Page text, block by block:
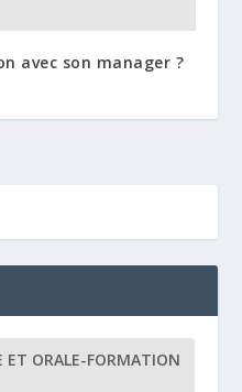
avec son manager ?
ORALE-FORMATION